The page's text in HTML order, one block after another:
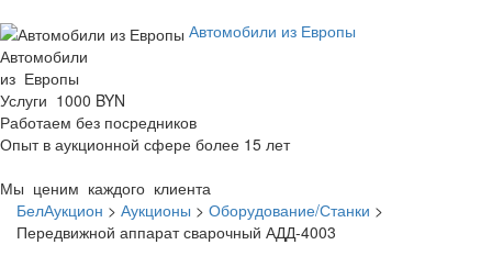
Автомобили из Европы
Автомобили
из Европы
Услуги 1000 BYN
Работаем без посредников
Опыт в аукционной сфере более 15 лет
Мы ценим каждого клиента
БелАукцион > Аукционы > Оборудование/Станки >
Передвижной аппарат сварочный АДД-4003